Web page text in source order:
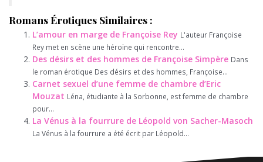
Romans Érotiques Similaires :
L’amour en marge de Françoise Rey L'auteur Françoise
Rey met en scène une héroïne qui rencontre...
Des désirs et des hommes de Françoise Simpère Dans
le roman érotique Des désirs et des hommes, Françoise...
Carnet sexuel d’une femme de chambre d’Eric
Mouzat Léna, étudiante à la Sorbonne, est femme de chambre
pour...
La Vénus à la fourrure de Léopold von Sacher-Masoch
La Vénus à la fourrure a été écrit par Léopold...